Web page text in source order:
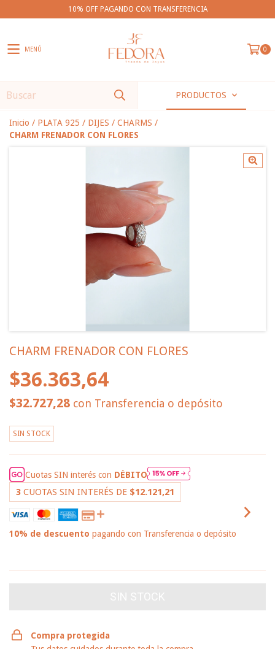
10% OFF PAGANDO CON TRANSFERENCIA
MENÚ 0
PRODUCTOS
Inicio / PLATA 925 / DIJES / CHARMS /
CHARM FRENADOR CON FLORES
CHARM FRENADOR CON FLORES
$36.363,64
$32.727,28 con Transferencia o depósito
SIN STOCK
Cuotas SIN interés con DÉBITO
3 CUOTAS SIN INTERÉS DE $12.121,21
10% de descuento pagando con Transferencia o depósito
Compra protegida